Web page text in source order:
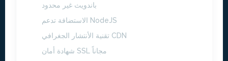
باندويث غير محدود
الاستضافة تدعم NodeJS
تقنية الأنتشار الجغرافي CDN
شهادة أمان SSL مجاناً